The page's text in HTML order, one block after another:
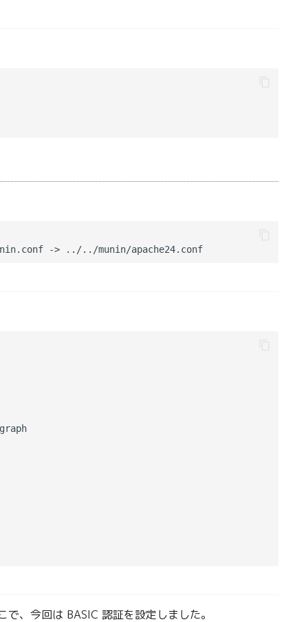
lrwxrwxrwx 1 root root 25 Sep 25 22:55 /etc/apache2/conf-available/munin.conf -> ../../munin/apache24.conf
、今回は BASIC 認証を設定しました。